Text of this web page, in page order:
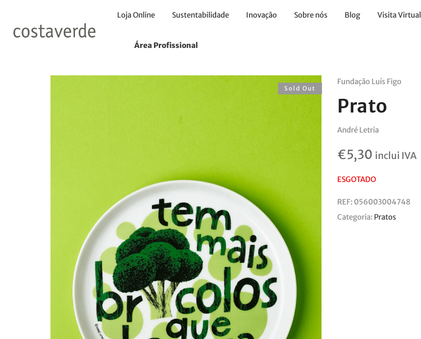
Loja Online Sustentabilidade Inovação Sobre nós Blog Visita Virtual
Área Profissional
Sold Out
Fundação Luís Figo
Prato
André Letria
€5,30 inclui IVA
ESGOTADO
REF: 056003004748
Categoria: Pratos